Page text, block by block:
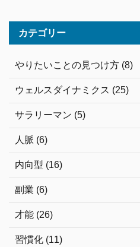
カテゴリー
やりたいことの見つけ方 (8)
ウェルスダイナミクス (25)
サラリーマン (5)
人脈 (6)
内向型 (16)
副業 (6)
才能 (26)
習慣化 (11)